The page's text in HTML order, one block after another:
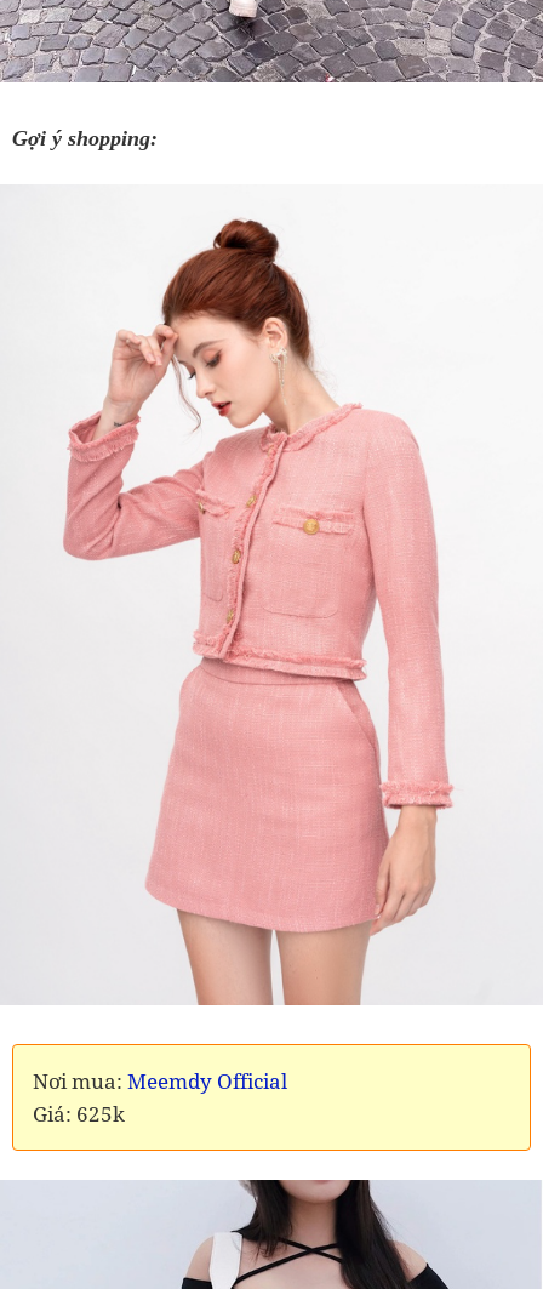
Gợi ý shopping:
Nơi mua: Meemdy Official
Giá: 625k